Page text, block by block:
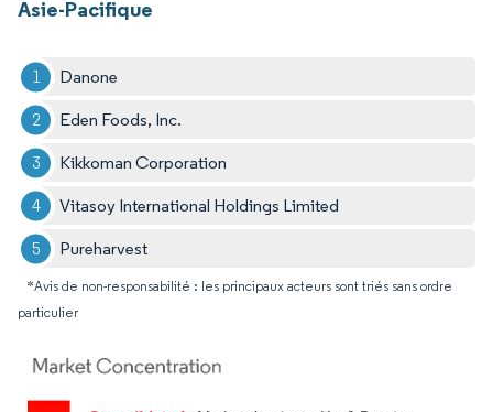
Asie-Pacifique
Danone
Eden Foods, Inc.
Kikkoman Corporation
Vitasoy International Holdings Limited
Pureharvest
*Avis de non-responsabilité : les principaux acteurs sont triés sans ordre
particulier